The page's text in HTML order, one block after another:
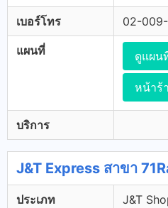
เบอร์โทร 02-
แผนที่ ดูแผน
หน้าร้
บริการ
J&T Express สาขา
ประเภท J&T